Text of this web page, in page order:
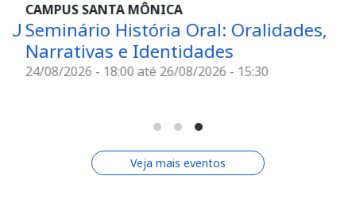
CAMPUS SANTA MÔNICA
Seminário História Oral: Oralidades,
Narrativas e Identidades
24/08/2026 - 18:00até26/08/2026 - 15:30
Veja mais eventos